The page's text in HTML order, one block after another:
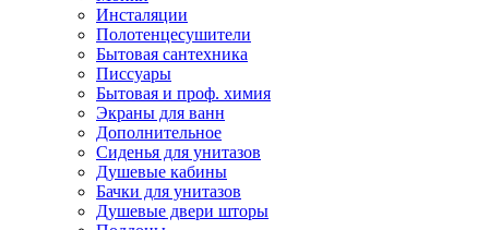
Инсталяции
Полотенцесушители
Бытовая сантехника
Писсуары
Бытовая и проф. химия
Экраны для ванн
Дополнительное
Сиденья для унитазов
Душевые кабины
Бачки для унитазов
Душевые двери шторы